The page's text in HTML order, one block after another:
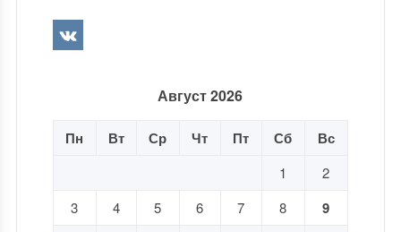
Август 2026
Пн Вт Ср Чт Пт Сб Вс
1
2
3
4 5 6 7 8 9